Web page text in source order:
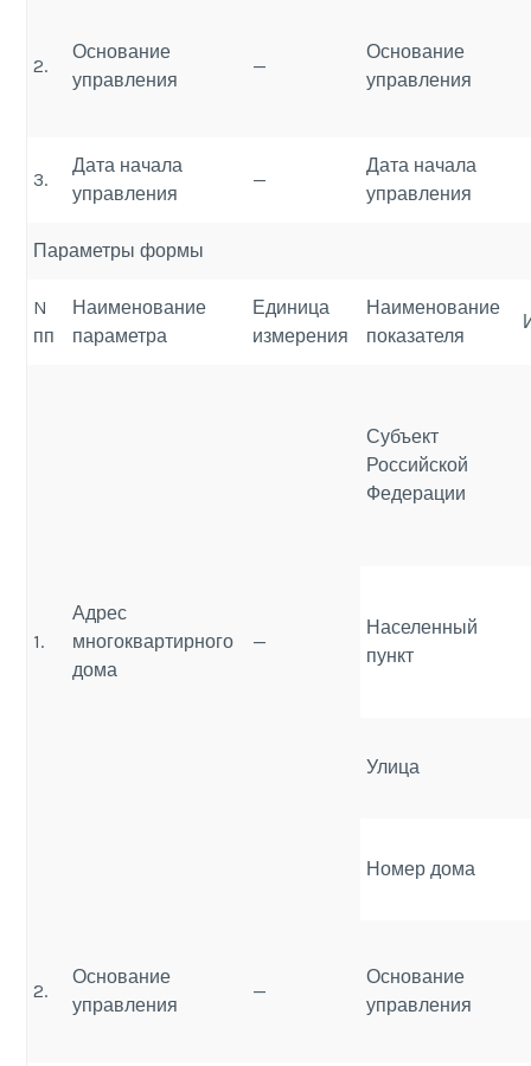
2.
Основание
управления
—
Основание
управления
3.
Дата начала
управления
—
Дата начала
управления
Параметры формы
N
пп
Наименование
параметра
Единица
измерения
Наименование
показателя
1.
Адрес
многоквартирного
дома
—
Субъект
Российской
Федерации
Населенный
пункт
Улица
Номер дома
2.
Основание
управления
—
Основание
управления